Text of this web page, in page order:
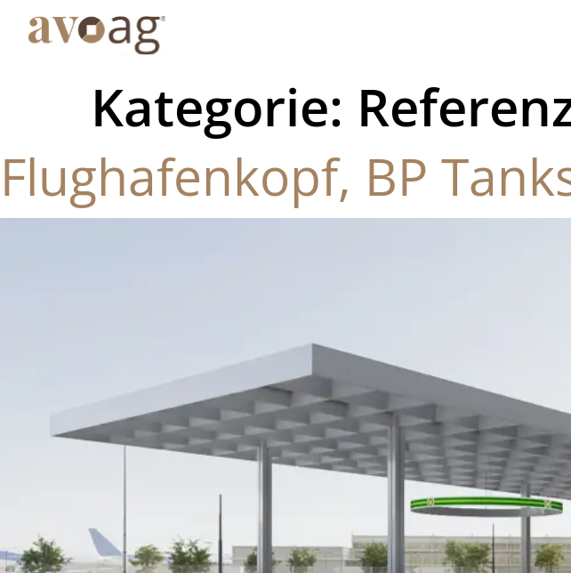
Kategorie:
Flughafenkopf, BP